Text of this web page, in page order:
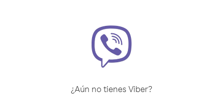
¿Aún no tienes Viber?